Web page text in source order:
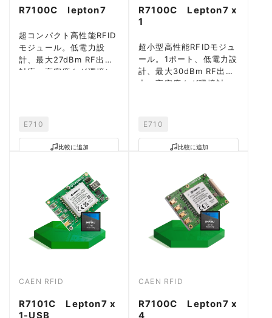
R7100C lepton7
超コンパクト高性能RFID
モジュール。低電力設
計、最大27dBm RF出力
対応、高密度タグ環境に
E710
比較に追加
R7100C Lepton7 x
1
超小型高性能RFIDモジュ
ール。1ポート、低電力設
計、最大30dBm RF出
力、高密度タグ環境対
E710
比較に追加
CAEN RFID
R7101C Lepton7 x
1-USB
CAEN RFID
R7100C Lepton7 x
4